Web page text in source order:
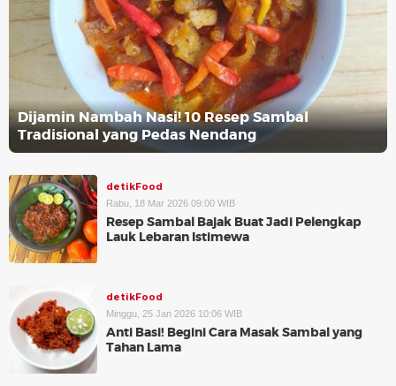
Dijamin Nambah Nasi! 10 Resep Sambal
Tradisional yang Pedas Nendang
detikFood
Rabu, 18 Mar 2026 09:00 WIB
Resep Sambal Bajak Buat Jadi Pelengkap
Lauk Lebaran Istimewa
detikFood
Minggu, 25 Jan 2026 10:06 WIB
Anti Basi! Begini Cara Masak Sambal yang
Tahan Lama